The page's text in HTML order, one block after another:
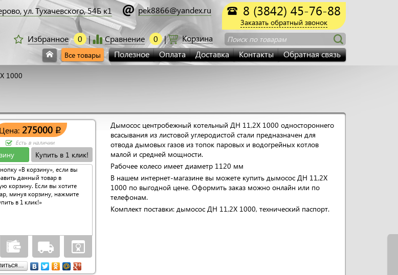
8 (3842) 45-76-88
Заказать обратный звонок
ул. Тухачевского, 54Б к1 pek8866@yandex.ru
Поиск по товарам
Корзина
Сравнение 0
Избранное
0
Полезное
Оплата Доставка Контакты Обратная связь
Все товары
1000
Цена: 275000 q
Есть в наличии
Купить в 1 клик!
«В корзину», если вы
данный товар в
корзину. Если вы хотите
минуя корзину, нажмите
в 1 клик!»
Дымосос центробежный котельный ДН 11,2Х 1000 одностороннего
всасывания из листовой углеродистой стали предназначен для
отвода дымовых газов из топок паровых и водогрейных котлов
малой и средней мощности.
Рабочее колесо имеет диаметр 1120 мм
В нашем интернет-магазине вы можете купить дымосос ДН 11,2Х
1000 по выгодной цене. Оформить заказ можно онлайн или по
телефонам.
Комплект поставки: дымосос ДН 11,2Х 1000, технический паспорт.